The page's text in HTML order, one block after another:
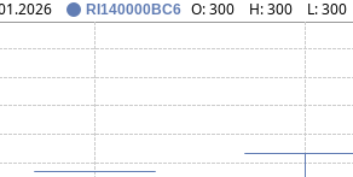
RI140000BC6 O:300 H:300 L:300